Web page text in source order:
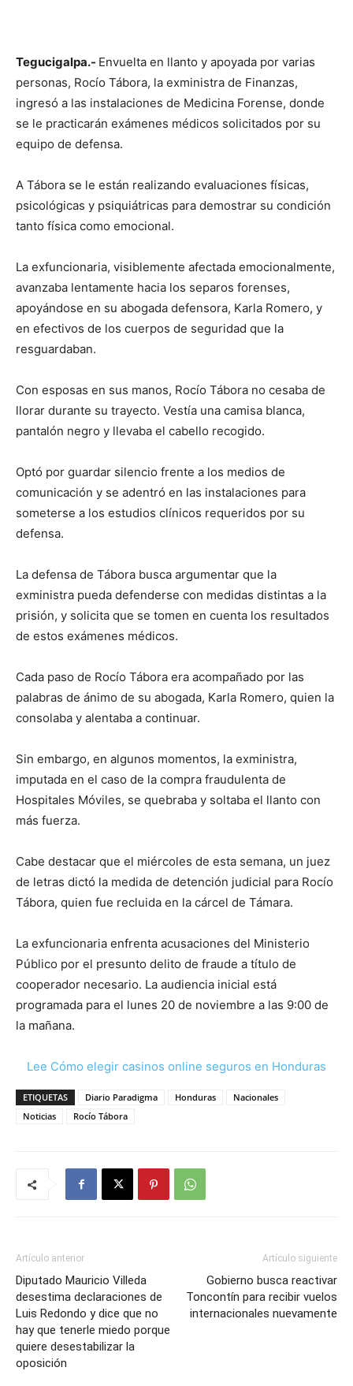
Tegucigalpa.- Envuelta en llanto y apoyada por varias
personas, Rocío Tábora, la exministra de Finanzas,
ingresó a las instalaciones de Medicina Forense, donde
se le practicarán exámenes médicos solicitados por su
equipo de defensa.
A Tábora se le están realizando evaluaciones físicas,
psicológicas y psiquiátricas para demostrar su condición
tanto física como emocional.
La exfuncionaria, visiblemente afectada emocionalmente,
avanzaba lentamente hacia los separos forenses,
apoyándose en su abogada defensora, Karla Romero, y
en efectivos de los cuerpos de seguridad que la
resguardaban.
Con esposas en sus manos, Rocío Tábora no cesaba de
llorar durante su trayecto. Vestía una camisa blanca,
pantalón negro y llevaba el cabello recogido.
Optó por guardar silencio frente a los medios de
comunicación y se adentró en las instalaciones para
someterse a los estudios clínicos requeridos por su
defensa.
La defensa de Tábora busca argumentar que la
exministra pueda defenderse con medidas distintas a la
prisión, y solicita que se tomen en cuenta los resultados
de estos exámenes médicos.
Cada paso de Rocío Tábora era acompañado por las
palabras de ánimo de su abogada, Karla Romero, quien la
consolaba y alentaba a continuar.
Sin embargo, en algunos momentos, la exministra,
imputada en el caso de la compra fraudulenta de
Hospitales Móviles, se quebraba y soltaba el llanto con
más fuerza.
Cabe destacar que el miércoles de esta semana, un juez
de letras dictó la medida de detención judicial para Rocío
Tábora, quien fue recluida en la cárcel de Támara.
La exfuncionaria enfrenta acusaciones del Ministerio
Público por el presunto delito de fraude a título de
cooperador necesario. La audiencia inicial está
programada para el lunes 20 de noviembre a las 9:00 de
la mañana.
Lee Cómo elegir casinos online seguros en Honduras
ETIQUETAS Diario Paradigma Honduras
Nacionales
Noticias
Rocío Tábora
Artículo anterior
Diputado Mauricio Villeda
desestima declaraciones de
Luis Redondo y dice que no
hay que tenerle miedo porque
quiere desestabilizar la
oposición
Artículo siguiente
Gobierno busca reactivar
Toncontín para recibir vuelos
internacionales nuevamente